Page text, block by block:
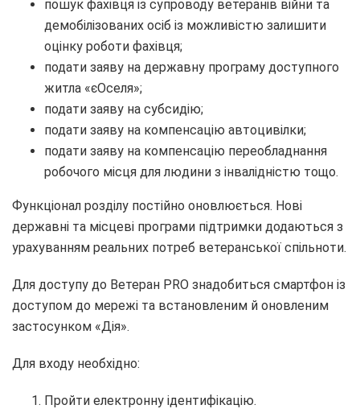
пошук фахівця із супроводу ветеранів війни та
демобілізованих осіб із можливістю залишити
оцінку роботи фахівця;
подати заяву на державну програму доступного
житла «єОселя»;
подати заяву на субсидію;
подати заяву на компенсацію автоцивілки;
подати заяву на компенсацію переобладнання
робочого місця для людини з інвалідністю тощо.
Функціонал розділу постійно оновлюється. Нові
державні та місцеві програми підтримки додаються з
урахуванням реальних потреб ветеранської спільноти.
Для доступу до Ветеран PRO знадобиться смартфон із
доступом до мережі та встановленим й оновленим
застосунком «Дія».
Для входу необхідно:
Пройти електронну ідентифікацію.